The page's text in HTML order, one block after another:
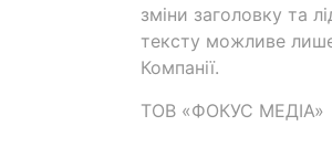
зміни заголовку та
тексту можливе
Компанії.
ТОВ «ФОКУС МЕДІА»